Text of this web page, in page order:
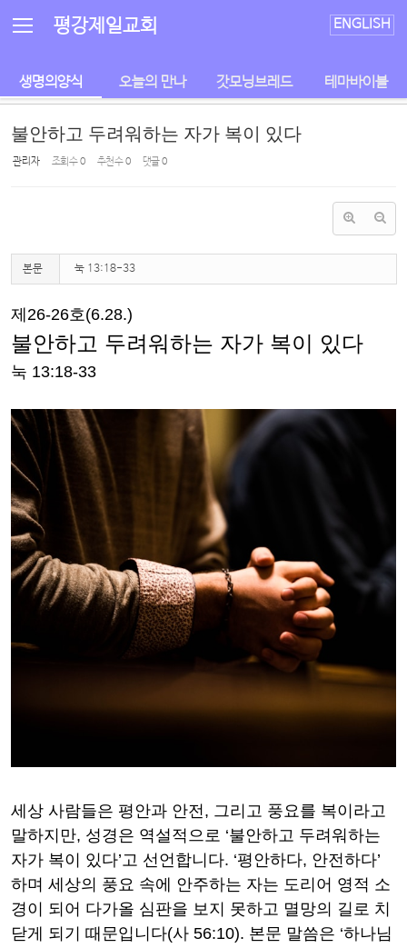
평강제일교회 ENGLISH
생명의양식 오늘의 만나 갓모닝브레드 테마바이블
불안하고 두려워하는 자가 복이 있다
관리자 조회 수0 추천 수0 댓글0
본문 눅 13:18-33
제 26-26호(6.28.)
불안하고 두려워하는 자가 복이 있다
눅 13:18-33
세상 사람들은 평안과 안전, 그리고 풍요를 복이라고
말하지만, 성경은 역설적으로 ‘불안하고 두려워하는
자가 복이 있다’고 선언합니다. ‘평안하다, 안전하다’
하며 세상의 풍요 속에 안주하는 자는 도리어 영적 소
경이 되어 다가올 심판을 보지 못하고 멸망의 길로 치
닫게 되기 때문입니다(사 56:10). 본문 말씀은 ‘하나님